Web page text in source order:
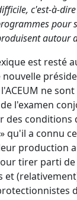
c'est-à-
pour
autour
est resté
ne
l'examen
des
qu'il a connu
production
tirer parti de
et